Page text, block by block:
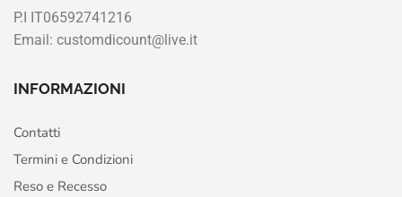
P.I IT06592741216
Email: customdicount@live.it
INFORMAZIONI
Contatti
Termini e Condizioni
Reso e Recesso